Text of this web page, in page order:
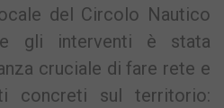
del Circolo Nautico
gli interventi è stata
cruciale di fare rete e
concreti sul territorio: